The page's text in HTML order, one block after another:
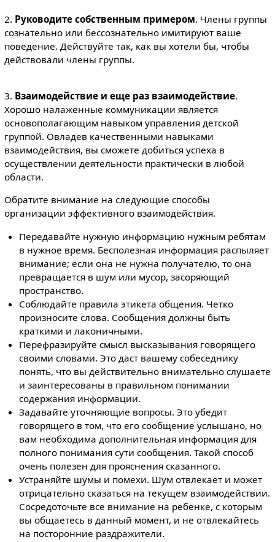
2. Руководите собственным примером. Члены группы
сознательно или бессознательно имитируют ваше
поведение. Действуйте так, как вы хотели бы, чтобы
действовали члены группы.
3. Взаимодействие и еще раз взаимодействие.
Хорошо налаженные коммуникации является
основополагающим навыком управления детской
группой. Овладев качественными навыками
взаимодействия, вы сможете добиться успеха в
осуществлении деятельности практически в любой
области.
Обратите внимание на следующие способы
организации эффективного взаимодействия.
Передавайте нужную информацию нужным ребятам
в нужное время. Бесполезная информация распыляет
внимание; если она не нужна получателю, то она
превращается в шум или мусор, засоряющий
пространство.
Соблюдайте правила этикета общения. Четко
произносите слова. Сообщения должны быть
краткими и лаконичными.
Перефразируйте смысл высказывания говорящего
своими словами. Это даст вашему собеседнику
понять, что вы действительно внимательно слушаете
и заинтересованы в правильном понимании
содержания информации.
Задавайте уточняющие вопросы. Это убедит
говорящего в том, что его сообщение услышано, но
вам необходима дополнительная информация для
полного понимания сути сообщения. Такой способ
очень полезен для прояснения сказанного.
Устраняйте шумы и помехи. Шум отвлекает и может
отрицательно сказаться на текущем взаимодействии.
Сосредоточьте все внимание на ребенке, с которым
вы общаетесь в данный момент, и не отвлекайтесь
на посторонние раздражители.